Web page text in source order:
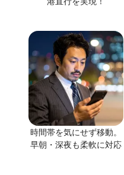
時間帯を気にせず移動。
早朝・深夜も柔軟に対応